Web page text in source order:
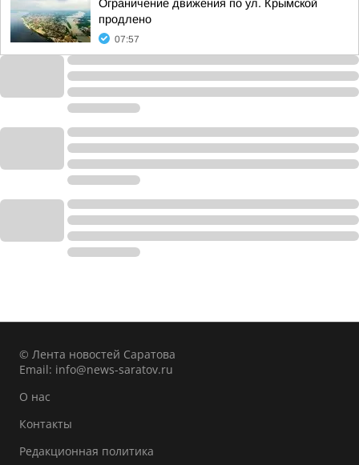
Ограничение движения по ул. Крымской
продлено
07:57
© Лента новостей Саратова
Email: info@news-saratov.ru
О нас
Контакты
Редакционная политика